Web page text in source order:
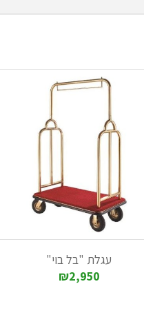
מכלי פלסטיק בגדלים שונים,
גדולות, בעלות סוגרי בטיחות
ויוקרתיים.
העגלות בקלות ויעילות.
וכן עגלות המתאימות לניקוי
כביסה.
ללא מסגרת מתכת וכן עגלות
עגלת "בל בוי"
₪2,950